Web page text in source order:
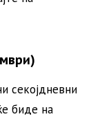
секојдневни
биде на